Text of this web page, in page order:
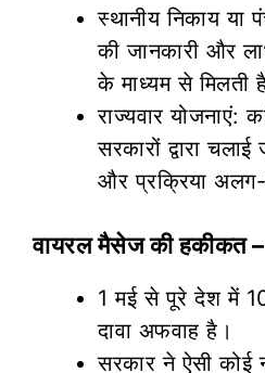
स्थानीय निकाय या
की जानकारी और
के माध्यम से मिलती
राज्यवार योजनाएं:
सरकारों द्वारा
और प्रक्रिया
वायरल मैसेज की हकीकत
1 मई से पूरे देश में
दावा अफवाह है।
सरकार ने ऐसी कोई